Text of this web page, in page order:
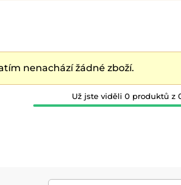
nenachází žádné zboží.
Už jste viděli 0 produktů z